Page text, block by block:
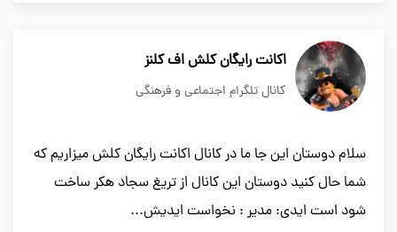
اکانت رایگان کلش اف کلنز
کانال تلگرام اجتماعی و فرهنگی
سلام دوستان این جا ما در کانال اکانت رایگان کلش میزاریم که
شما حال کنید دوستان این کانال از تریغ سجاد هکر ساخت
شود است ایدی: مدیر : نخواست ایدیش...